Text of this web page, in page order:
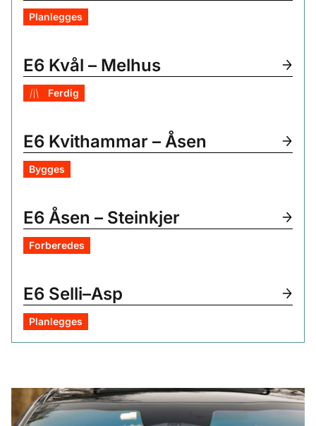
Planlegges
E6 Kvål – Melhus
Ferdig
E6 Kvithammar – Åsen
Bygges
E6 Åsen – Steinkjer
Forberedes
E6 Selli–Asp
Planlegges